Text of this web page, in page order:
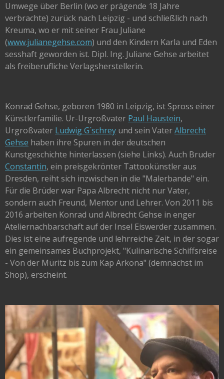
Umwege über Berlin (wo er prägende 18 Jahre
verbrachte) zurück nach Leipzig - und schließlich nach
Kreuma, wo er mit seiner Frau Juliane
(www.julianegehse.com) und den Kindern Karla und Eden
sesshaft geworden ist. Dipl. Ing. Juliane Gehse arbeitet
als freiberufliche Verlagsherstellerin.
Konrad Gehse, geboren 1980 in Leipzig, ist Spross einer
Künstlerfamilie. Ur-Urgroßvater Paul Haustein,
Urgroßvater Ludwig G´schrey und sein VaterAlbrecht
Gehse haben ihre Spuren in der deutschen
Kunstgeschichte hinterlassen (siehe Links). Auch Bruder
Constantin, ein preisgekrönter Tattookünstler aus
Dresden, reiht sich inzwischen in die "Malerbande" ein.
Für die Brüder war Papa Albrecht nicht nur Vater,
sondern auch Freund, Mentor und Lehrer. Von 2011 bis
2016 arbeiten Konrad und Albrecht Gehse in enger
Ateliernachbarschaft auf der Insel Eiswerder zusammen.
Dies ist eine aufregende und lehrreiche Zeit, in der sogar
ein gemeinsames Buchprojekt, "Kulinarische Schiffsreise
- Von der Müritz bis zum Kap Arkona" (demnächst im
Shop), erscheint.